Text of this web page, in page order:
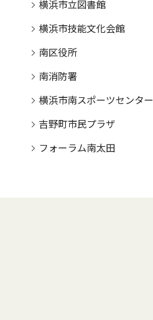
横浜市立図書館
横浜市技能文化会館
南区役所
南消防署
横浜市南スポーツセンター
吉野町市民プラザ
フォーラム南太田